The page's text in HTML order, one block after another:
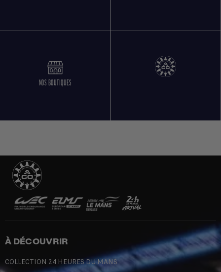
NOS BOUTIQUES
À DÉCOUVRIR
COLLECTION 24 HEURES DU MANS